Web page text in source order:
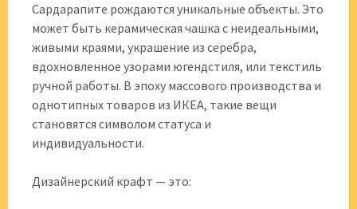
Сардарапите рождаются уникальные объекты. Это
может быть керамическая чашка с неидеальными,
живыми краями, украшение из серебра,
вдохновленное узорами югендстиля, или текстиль
ручной работы. В эпоху массового производства и
однотипных товаров из ИКЕА, такие вещи
становятся символом статуса и
индивидуальности.
Дизайнерский крафт — это: